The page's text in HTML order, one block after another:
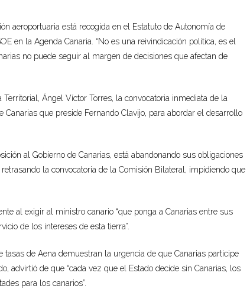
aeroportuaria está recogida en el Estatuto de Autonomía de
en la Agenda Canaria. “No es una reivindicación política, es el
no puede seguir al margen de decisiones que afectan de
Ángel Víctor Torres, la convocatoria inmediata de la
que preside Fernando Clavijo, para abordar el desarrollo
al Gobierno de Canarias, está abandonando sus obligaciones
la convocatoria de la Comisión Bilateral, impidiendo que
al exigir al ministro canario “que ponga a Canarias entre sus
de los intereses de esta tierra”.
de Aena demuestran la urgencia de que Canarias participe
advirtió de que “cada vez que el Estado decide sin Canarias, los
para los canarios”.